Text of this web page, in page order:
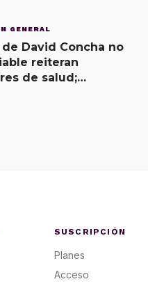
GENERAL
de David Concha no
reiteran
de salud;
SUSCRIPCIÓN
Planes
Acceso